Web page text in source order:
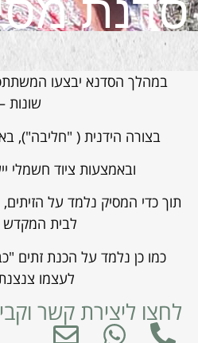
סדנת
במהלך הסדנא יבצעו
שונות
בצורה הידנית ( "חליבה"),
ובאמצעות ציוד חשמלי
תוך כדי המסיק נלמד על
לבית
כמו כן נלמד על הכנת זתים
לעצמו
לחצו ליצירת קשר